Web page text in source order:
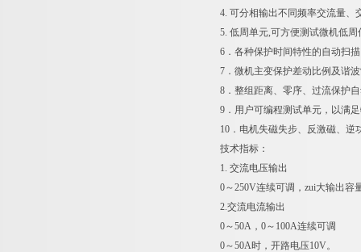
4. 可分相输出不同频率交流量、
5. 低周单元,可方便测试微机低
6．各种保护时间特性的自动扫
7．微机主变保护差动比例及谐
8．整组距离、零序、过流保护
9．用户可编程测试单元，以满
10．电机失磁失步、反激磁、
技术指标：
1. 交流电压输出
0～250V连续可调，zui大输出容
2.交流电流输出
0～50A，0～100A连续可调
0～50A时，开路电压10V。